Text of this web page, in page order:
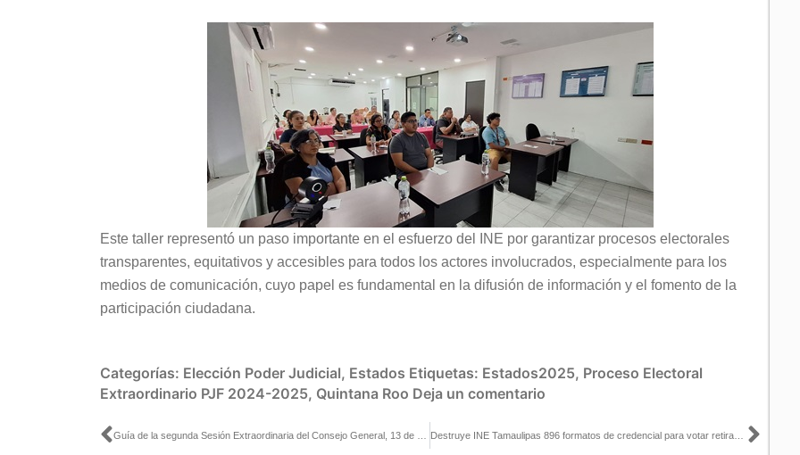
Este taller representó un paso importante en el esfuerzo del INE por garantizar procesos electorales
transparentes, equitativos y accesibles para todos los actores involucrados, especialmente para los
medios de comunicación, cuyo papel es fundamental en la difusión de información y el fomento de la
participación ciudadana.
Categorías: Elección Poder Judicial, Estados Etiquetas: Estados2025, Proceso Electoral
Extraordinario PJF 2024-2025, Quintana Roo Deja un comentario
Ant